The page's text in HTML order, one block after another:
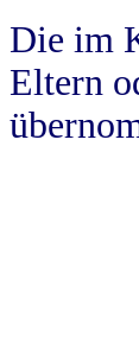
Die im
Eltern